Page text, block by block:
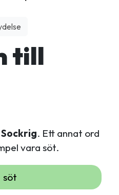
till
Sockrig. Ett annat ord
vara söt.
söt